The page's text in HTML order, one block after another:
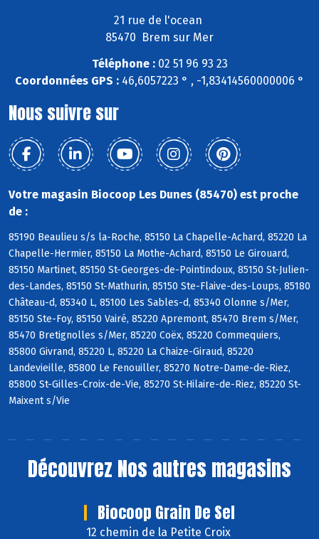
21 rue de l'ocean
85470 Brem sur Mer
Téléphone :02 51 96 93 23
Coordonnées GPS : 46,6057223 ° , -1,83414560000006 °
Nous suivre sur
Votre magasin Biocoop Les Dunes (85470) est proche
de :
85190 Beaulieu s/s la-Roche, 85150 La Chapelle-Achard, 85220 La
Chapelle-Hermier, 85150 La Mothe-Achard, 85150 Le Girouard,
85150 Martinet, 85150 St-Georges-de-Pointindoux, 85150 St-Julien-
des-Landes, 85150 St-Mathurin, 85150 Ste-Flaive-des-Loups, 85180
Château-d, 85340 L, 85100 Les Sables-d, 85340 Olonne s/Mer,
85150 Ste-Foy, 85150 Vairé, 85220 Apremont, 85470 Brem s/Mer,
85470 Bretignolles s/Mer, 85220 Coëx, 85220 Commequiers,
85800 Givrand, 85220 L, 85220 La Chaize-Giraud, 85220
Landevieille, 85800 Le Fenouiller, 85270 Notre-Dame-de-Riez,
85800 St-Gilles-Croix-de-Vie, 85270 St-Hilaire-de-Riez, 85220 St-
Maixent s/Vie
Découvrez Nos autres magasins
Biocoop Grain De Sel
12 chemin de la Petite Croix